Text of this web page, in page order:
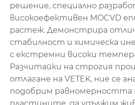
решение, специално
високоефективен MOCVD
растеж. Демонстрира
стабилност и химическа
с екстремни високи
Разчитайки на строгия
отлагане на VETEK, ние се
подобрим равномерността